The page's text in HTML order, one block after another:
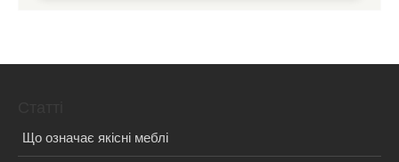
Що означає якісні меблі